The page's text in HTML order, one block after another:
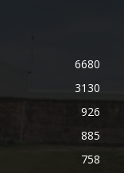
6680
3130
926
885
758